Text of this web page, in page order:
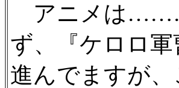
アニメは………
ず、『ケロロ
進んでますが